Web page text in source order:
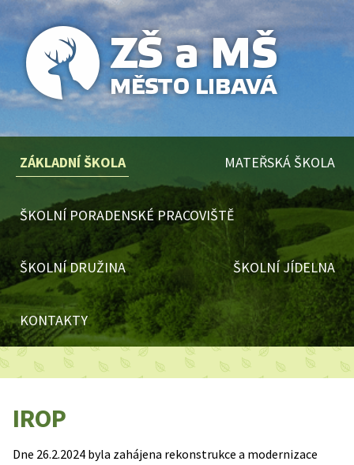
ZÁKLADNÍ ŠKOLA MATEŘSKÁ ŠKOLA
ŠKOLNÍ PORADENSKÉ PRACOVIŠTĚ
ŠKOLNÍ DRUŽINA ŠKOLNÍ JÍDELNA
KONTAKTY
IROP
Dne 26.2.2024 byla zahájena rekonstrukce a modernizace